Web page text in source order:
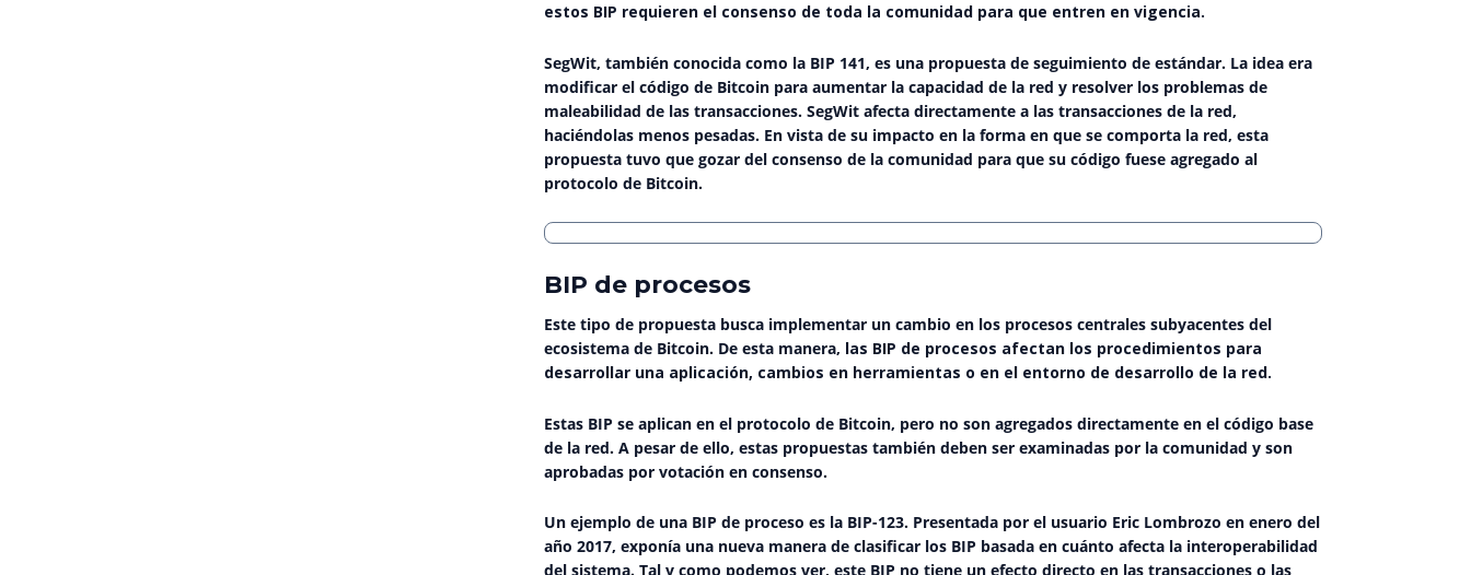
estos BIP requieren el consenso de toda la comunidad para que entren en vigencia.
SegWit, también conocida como la BIP 141, es una propuesta de seguimiento de estándar. La idea era
modificar el código de Bitcoin para aumentar la capacidad de la red y resolver los problemas de
maleabilidad de las transacciones. SegWit afecta directamente a las transacciones de la red,
haciéndolas menos pesadas. En vista de su impacto en la forma en que se comporta la red, esta
propuesta tuvo que gozar del consenso de la comunidad para que su código fuese agregado al
protocolo de Bitcoin.
BIP de procesos
Este tipo de propuesta busca implementar un cambio en los procesos centrales subyacentes del
ecosistema de Bitcoin. De esta manera, las BIP de procesos afectan los procedimientos para
desarrollar una aplicación, cambios en herramientas o en el entorno de desarrollo de la red.
Estas BIP se aplican en el protocolo de Bitcoin, pero no son agregados directamente en el código base
de la red. A pesar de ello, estas propuestas también deben ser examinadas por la comunidad y son
aprobadas por votación en consenso.
Un ejemplo de una BIP de proceso es la BIP-123. Presentada por el usuario Eric Lombrozo en enero del
año 2017, exponía una nueva manera de clasificar los BIP basada en cuánto afecta la interoperabilidad
del sistema. Tal y como podemos ver, este BIP no tiene un efecto directo en las transacciones o las